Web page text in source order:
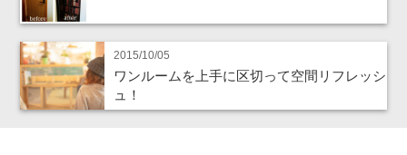
2015/10/05
ワンルームを上手に区切って空間リフレッシ
ュ！